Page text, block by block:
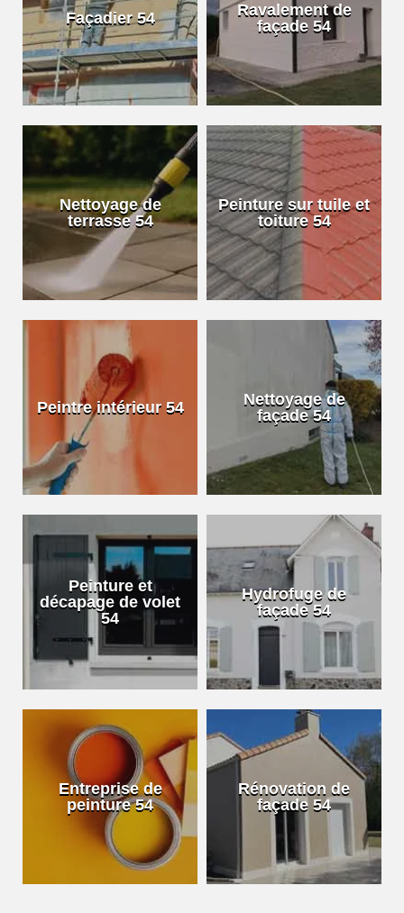
Façadier 54
Ravalement de
façade 54
Nettoyage de
terrasse 54
Peinture sur tuile et
toiture 54
Peintre intérieur 54
Nettoyage de
façade 54
Peinture et
décapage de volet
54
Hydrofuge de
façade 54
Entreprise de
peinture 54
Rénovation de
façade 54